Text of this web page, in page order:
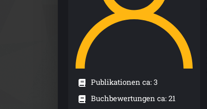
Publikationen ca: 3
Buchbewertungen ca: 21